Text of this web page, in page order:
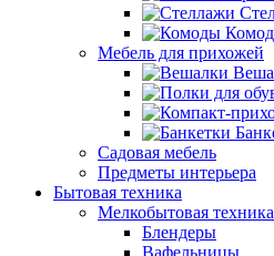
Мебель для прихожей
Садовая мебель
Предметы интерьера
Бытовая техника
Мелкобытовая техника
Блендеры
Вафельницы